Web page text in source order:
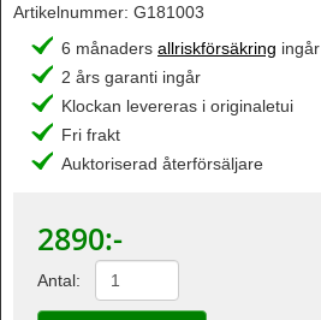
Artikelnummer: G181003
6 månaders allriskförsäkring ingår
2 års garanti ingår
Klockan levereras i originaletui
Fri frakt
Auktoriserad återförsäljare
2890:-
Antal: